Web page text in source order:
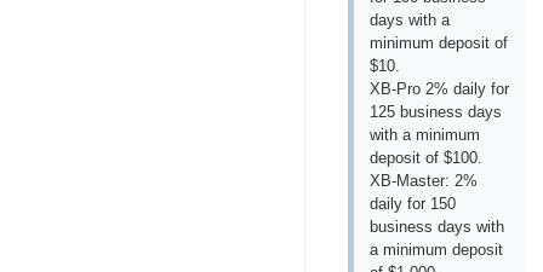
days with a
minimum deposit of
$10.
XB-Pro 2% daily for
125 business days
with a minimum
deposit of $100.
XB-Master: 2%
daily for 150
business days with
a minimum deposit